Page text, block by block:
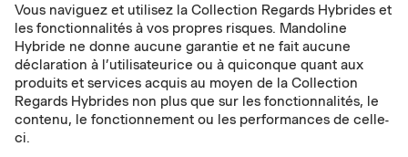
Vous naviguez et utilisez la Collection Regards Hybrides et
les fonctionnalités à vos propres risques. Mandoline
Hybride ne donne aucune garantie et ne fait aucune
déclaration à l’utilisateurice ou à quiconque quant aux
produits et services acquis au moyen de la Collection
Regards Hybrides non plus que sur les fonctionnalités, le
contenu, le fonctionnement ou les performances de celle-
ci.